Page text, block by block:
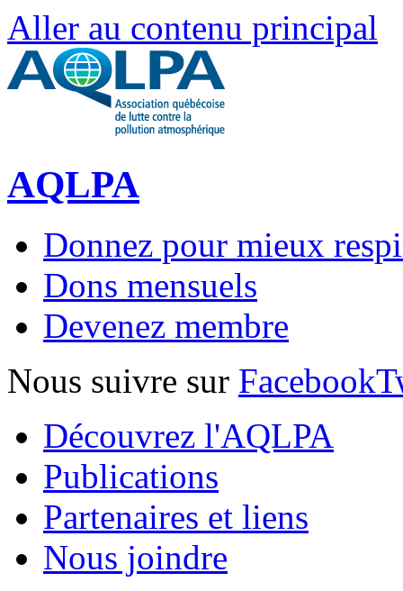
Aller au contenu principal
AQLPA
Donnez pour mieux
Dons mensuels
Devenez membre
Nous suivre sur Facebook
Découvrez l'AQLPA
Publications
Partenaires et liens
Nous joindre